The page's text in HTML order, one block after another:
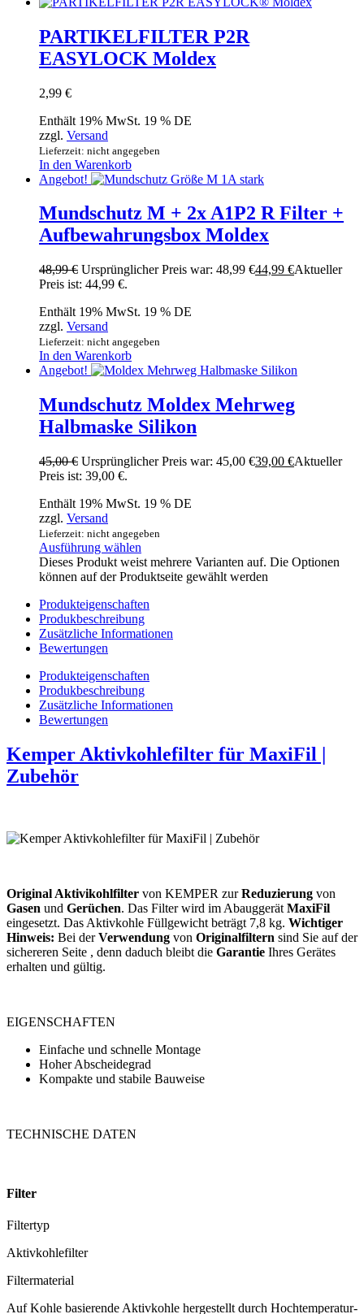
PARTIKELFILTER P2R
EASYLOCK Moldex
2,99 €
Enthält 19% MwSt. 19 % DE
zzgl. Versand
Lieferzeit: nicht angegeben
In den Warenkorb
Angebot!
Mundschutz M + 2x A1P2 R Filter +
Aufbewahrungsbox Moldex
48,99€ Ursprünglicher Preis war: 48,99 €44,99 €Aktueller
Preis ist: 44,99 €.
Enthält 19% MwSt. 19 % DE
zzgl. Versand
Lieferzeit: nicht angegeben
In den Warenkorb
Angebot!
Mundschutz Moldex Mehrweg
Halbmaske Silikon
45,00€ Ursprünglicher Preis war: 45,00 €39,00 €Aktueller
Preis ist: 39,00 €.
Enthält 19% MwSt. 19 % DE
zzgl. Versand
Lieferzeit: nicht angegeben
Ausführung wählen
Dieses Produkt weist mehrere Varianten auf. Die Optionen
können auf der Produktseite gewählt werden
Produkteigenschaften
Produkbeschreibung
Zusätzliche Informationen
Bewertungen
Produkteigenschaften
Produkbeschreibung
Zusätzliche Informationen
Bewertungen
Kemper Aktivkohlefilter für MaxiFil |
Zubehör
Original Aktivikohlfilter von KEMPER zurReduzierung von
Gasen und Gerüchen. Das Filter wird im Abauggerät MaxiFil
eingesetzt. Das Aktivkohle Füllgewicht beträgt 7,8 kg. Wichtiger
Hinweis: Bei derVerwendung von Originalfiltern sind Sie auf der
sichereren Seite , denn daduch bleibt die Garantie Ihres Gerätes
erhalten und gültig.
EIGENSCHAFTEN
Einfache und schnelle Montage
Hoher Abscheidegrad
Kompakte und stabile Bauweise
TECHNISCHE DATEN
Filter
Filtertyp
Aktivkohlefilter
Filtermaterial
Auf Kohle basierende Aktivkohle hergestellt durch Hochtemperatur-